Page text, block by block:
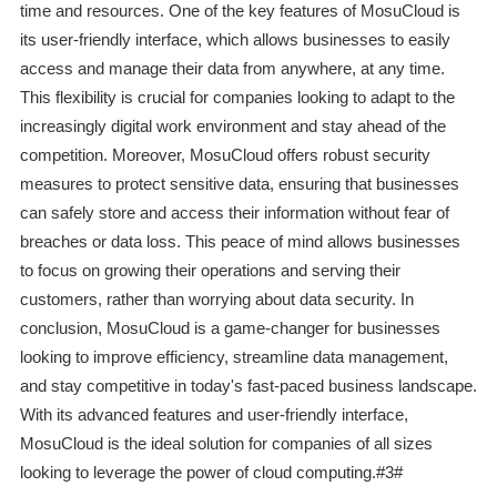
time and resources. One of the key features of MosuCloud is
its user-friendly interface, which allows businesses to easily
access and manage their data from anywhere, at any time.
This flexibility is crucial for companies looking to adapt to the
increasingly digital work environment and stay ahead of the
competition. Moreover, MosuCloud offers robust security
measures to protect sensitive data, ensuring that businesses
can safely store and access their information without fear of
breaches or data loss. This peace of mind allows businesses
to focus on growing their operations and serving their
customers, rather than worrying about data security. In
conclusion, MosuCloud is a game-changer for businesses
looking to improve efficiency, streamline data management,
and stay competitive in today's fast-paced business landscape.
With its advanced features and user-friendly interface,
MosuCloud is the ideal solution for companies of all sizes
looking to leverage the power of cloud computing.#3#